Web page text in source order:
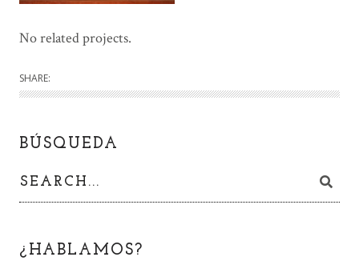
No related projects.
SHARE:
BÚSQUEDA
¿HABLAMOS?